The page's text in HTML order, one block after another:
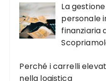
La
personale
finanziaria
Perché i carrelli
nella logistica